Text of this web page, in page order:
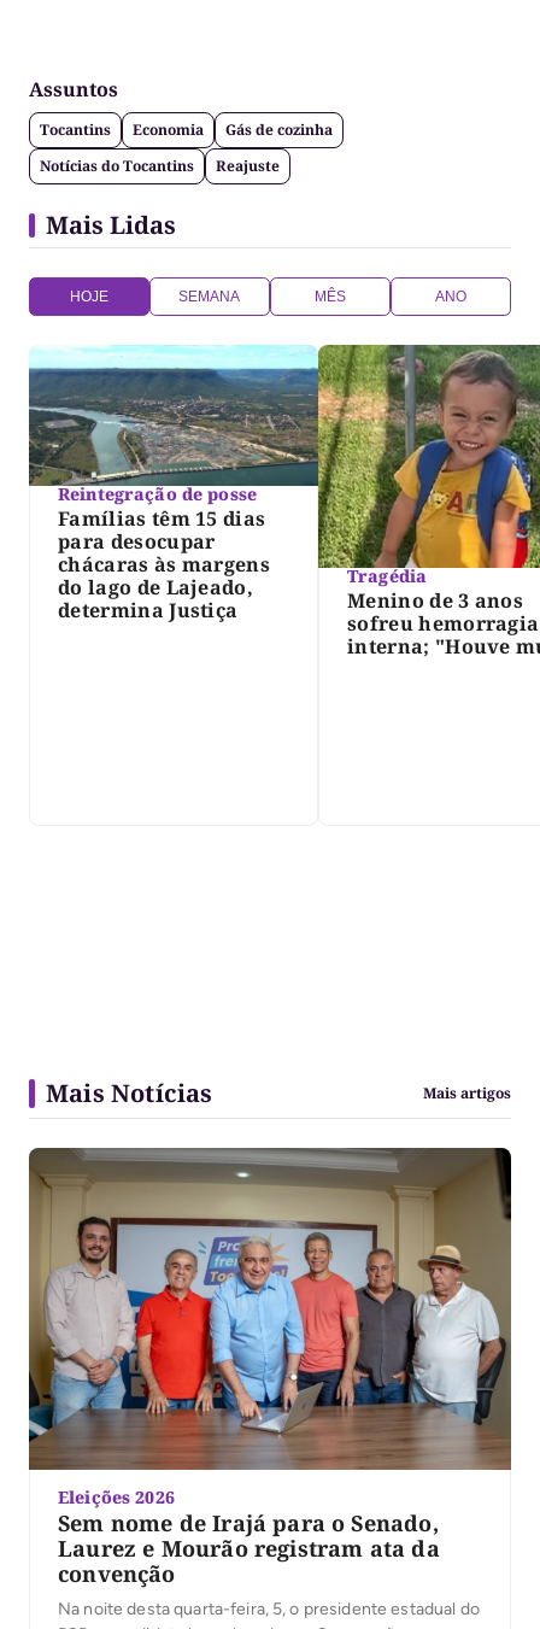
Assuntos
Tocantins Economia
Gás de cozinha
Notícias do Tocantins
Reajuste
Mais Lidas
HOJE SEMANA MÊS ANO
Reintegração de posse
Famílias têm 15 dias
para desocupar
chácaras às margens
do lago de Lajeado,
determina Justiça
Tragédia
Menino de 3 anos
sofreu hemorragia
interna; "Houve
Mais Notícias Mais artigos
Eleições 2026
Sem nome de Irajá para o Senado,
Laurez e Mourão registram ata da
convenção
Na noite desta quarta-feira, 5, o presidente estadual do